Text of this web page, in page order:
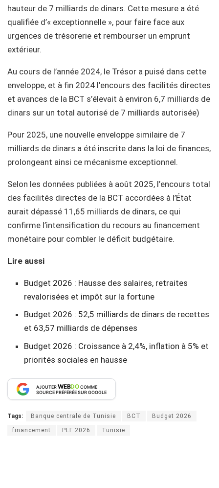
hauteur de 7 milliards de dinars. Cette mesure a été
qualifiée d’« exceptionnelle », pour faire face aux
urgences de trésorerie et rembourser un emprunt
extérieur.
Au cours de l’année 2024, le Trésor a puisé dans cette
enveloppe, et à fin 2024 l’encours des facilités directes
et avances de la BCT s’élevait à environ 6,7 milliards de
dinars sur un total autorisé de 7 milliards autorisée)
Pour 2025, une nouvelle enveloppe similaire de 7
milliards de dinars a été inscrite dans la loi de finances,
prolongeant ainsi ce mécanisme exceptionnel.
Selon les données publiées à août 2025, l’encours total
des facilités directes de la BCT accordées à l’État
aurait dépassé 11,65 milliards de dinars, ce qui
confirme l’intensification du recours au financement
monétaire pour combler le déficit budgétaire.
Lire aussi
Budget 2026 : Hausse des salaires, retraites
revalorisées et impôt sur la fortune
Budget 2026 : 52,5 milliards de dinars de recettes
et 63,57 milliards de dépenses
Budget 2026 : Croissance à 2,4%, inflation à 5% et
priorités sociales en hausse
AJOUTERWEBDOCOMME
SOURCE PRÉFÉRÉE SUR GOOGLE
Tags: Banque centrale de Tunisie BCT Budget 2026
financement PLF 2026 Tunisie